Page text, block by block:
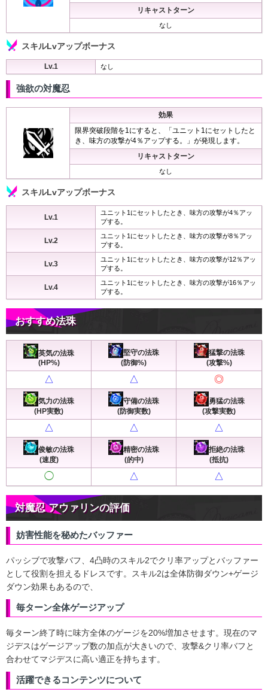
リキャストターン
なし
スキルLvアップボーナス
Lv.1 なし
強欲の対魔忍
効果
限界突破段階を1にすると、「ユニット1にセットしたと
き、味方の攻撃が4％アップする。」が発現します。
リキャストターン
なし
スキルLvアップボーナス
Lv.1
ユニット1にセットしたとき、味方の攻撃が4％アッ
プする。
Lv.2
ユニット1にセットしたとき、味方の攻撃が8％アッ
プする。
Lv.3
ユニット1にセットしたとき、味方の攻撃が12％アッ
プする。
Lv.4
ユニット1にセットしたとき、味方の攻撃が16％アッ
プする。
おすすめ法珠
英気の法珠
(HP%)
堅守の法珠
(防御%)
猛撃の法珠
(攻撃%)
△ △ ◎
気力の法珠
(HP実数)
守備の法珠
(防御実数)
勇猛の法珠
(攻撃実数)
△ △ △
俊敏の法珠
(速度)
精密の法珠
(的中)
拒絶の法珠
(抵抗)
◯ △ △
対魔忍 アウァリンの評価
妨害性能を秘めたバッファー
パッシブで攻撃バフ、4凸時のスキル2でクリ率アップとバッファー
として役割を担えるドレスです。スキル2は全体防御ダウン+ゲージ
ダウン効果もあるので、
毎ターン全体ゲージアップ
毎ターン終了時に味方全体のゲージを20%増加させます。現在のマ
ジデスはゲージアップ数の加点が大きいので、攻撃&クリ率バフと
合わせてマジデスに高い適正を持ちます。
活躍できるコンテンツについて